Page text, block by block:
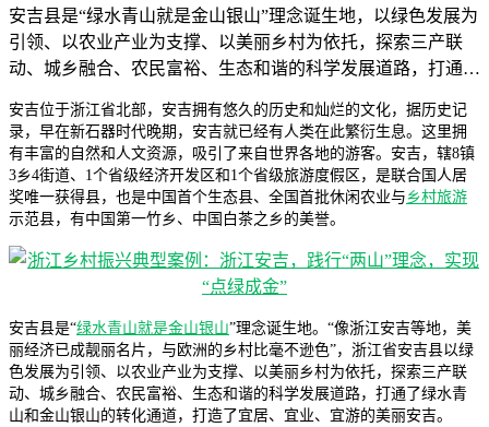
安吉县是“绿水青山就是金山银山”理念诞生地，以绿色发展为
引领、以农业产业为支撑、以美丽乡村为依托，探索三产联
动、城乡融合、农民富裕、生态和谐的科学发展道路，打通…
安吉位于浙江省北部，安吉拥有悠久的历史和灿烂的文化，据历史记
录，早在新石器时代晚期，安吉就已经有人类在此繁衍生息。这里拥
有丰富的自然和人文资源，吸引了来自世界各地的游客。安吉，辖8镇
3乡4街道、1个省级经济开发区和1个省级旅游度假区，是联合国人居
奖唯一获得县，也是中国首个生态县、全国首批休闲农业与乡村旅游
示范县，有中国第一竹乡、中国白茶之乡的美誉。
安吉县是“绿水青山就是金山银山”理念诞生地。“像浙江安吉等地，美
丽经济已成靓丽名片，与欧洲的乡村比毫不逊色”，浙江省安吉县以绿
色发展为引领、以农业产业为支撑、以美丽乡村为依托，探索三产联
动、城乡融合、农民富裕、生态和谐的科学发展道路，打通了绿水青
山和金山银山的转化通道，打造了宜居、宜业、宜游的美丽安吉。